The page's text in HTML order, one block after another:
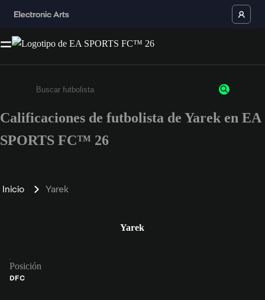
Ingresa un mínimo de 3 caracteres o números
Calificaciones de futbolista de Yarek en EA
SPORTS FC™ 26
Inicio Yarek
Yarek
Posición
DFC